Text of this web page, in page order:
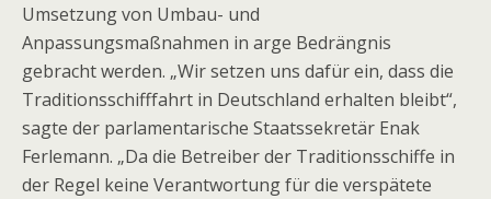
Umsetzung von Umbau- und
Anpassungsmaßnahmen in arge Bedrängnis
gebracht werden. „Wir setzen uns dafür ein, dass die
Traditionsschifffahrt in Deutschland erhalten bleibt“,
sagte der parlamentarische Staatssekretär Enak
Ferlemann. „Da die Betreiber der Traditionsschiffe in
der Regel keine Verantwortung für die verspätete